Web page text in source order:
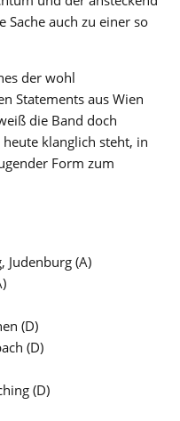
Sache auch zu einer so
der wohl
Statements aus Wien
die Band doch
klanglich steht, in
Form zum
Judenburg (A)
(D)
(D)
(D)